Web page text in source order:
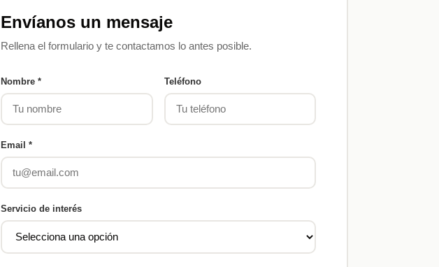
Envíanos un mensaje
Rellena el formulario y te contactamos lo antes posible.
Nombre * Teléfono
Email *
Servicio de interés